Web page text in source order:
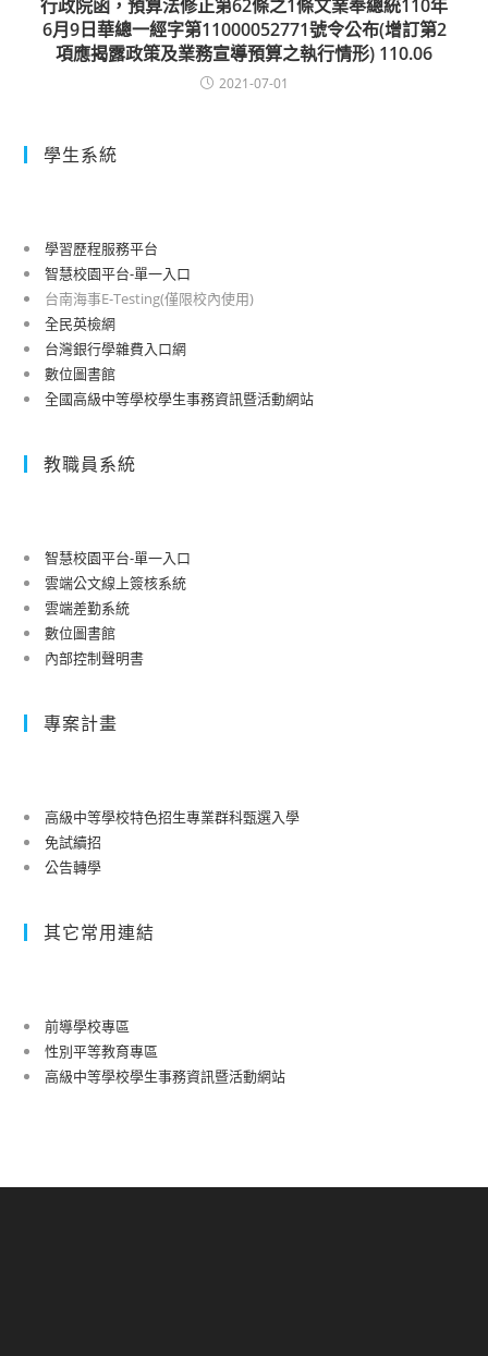
行政院函，預算法修正第62條之1條文業奉總統110年
6月9日華總一經字第11000052771號令公布(增訂第2
項應揭露政策及業務宣導預算之執行情形) 110.06
2021-07-01
學生系統
學習歷程服務平台
智慧校園平台-單一入口
台南海事E-Testing(僅限校內使用)
全民英檢網
台灣銀行學雜費入口網
數位圖書館
全國高級中等學校學生事務資訊暨活動網站
教職員系統
智慧校園平台-單一入口
雲端公文線上簽核系統
雲端差勤系統
數位圖書館
內部控制聲明書
專案計畫
高級中等學校特色招生專業群科甄選入學
免試續招
公告轉學
其它常用連結
前導學校專區
性別平等教育專區
高級中等學校學生事務資訊暨活動網站